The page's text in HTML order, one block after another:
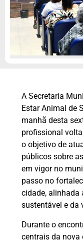
A Secretaria
Estar Animal de
manhã desta
profissional
o objetivo de
públicos sobre
em vigor no
passo no
cidade, alinhada
sustentável e da
Durante o
centrais da